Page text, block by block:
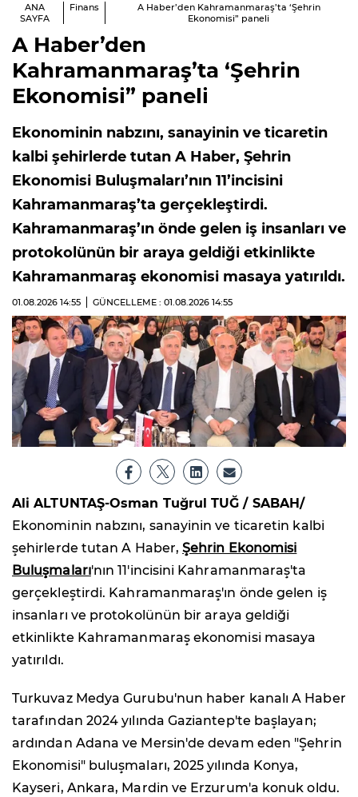
ANA
SAYFA
Finans
A Haber’den Kahramanmaraş’ta ‘Şehrin
Ekonomisi” paneli
A Haber’den
Kahramanmaraş’ta ‘Şehrin
Ekonomisi” paneli
Ekonominin nabzını, sanayinin ve ticaretin
kalbi şehirlerde tutan A Haber, Şehrin
Ekonomisi Buluşmaları’nın 11’incisini
Kahramanmaraş’ta gerçekleştirdi.
Kahramanmaraş’ın önde gelen iş insanları ve
protokolünün bir araya geldiği etkinlikte
Kahramanmaraş ekonomisi masaya yatırıldı.
01.08.2026 14:55 GÜNCELLEME : 01.08.2026 14:55
Ali ALTUNTAŞ-Osman Tuğrul TUĞ / SABAH/
Ekonominin nabzını, sanayinin ve ticaretin kalbi
şehirlerde tutan A Haber,Şehrin Ekonomisi
Buluşmaları'nın 11'incisini Kahramanmaraş'ta
gerçekleştirdi. Kahramanmaraş'ın önde gelen iş
insanları ve protokolünün bir araya geldiği
etkinlikte Kahramanmaraş ekonomisi masaya
yatırıldı.
Turkuvaz Medya Gurubu'nun haber kanalı A Haber
tarafından 2024 yılında Gaziantep'te başlayan;
ardından Adana ve Mersin'de devam eden "Şehrin
Ekonomisi" buluşmaları, 2025 yılında Konya,
Kayseri, Ankara, Mardin ve Erzurum'a konuk oldu.